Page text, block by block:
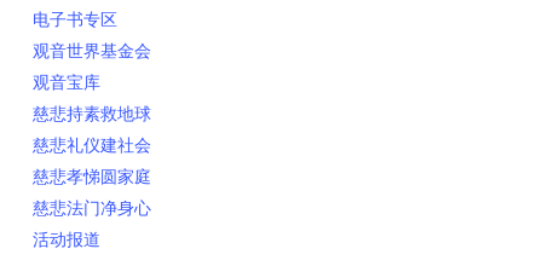
电子书专区
观音世界基金会
观音宝库
慈悲持素救地球
慈悲礼仪建社会
慈悲孝悌圆家庭
慈悲法门净身心
活动报道